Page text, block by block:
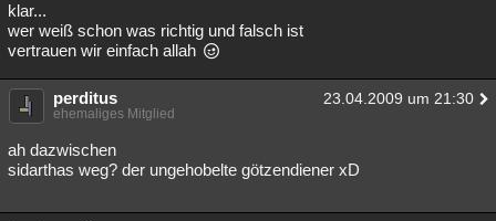
klar...
wer weiß schon was richtig und falsch ist
vertrauen wir einfach allah
perditus 23.04.2009 um 21:30
ehemaliges Mitglied
ah dazwischen
sidarthas weg? der ungehobelte götzendiener xD